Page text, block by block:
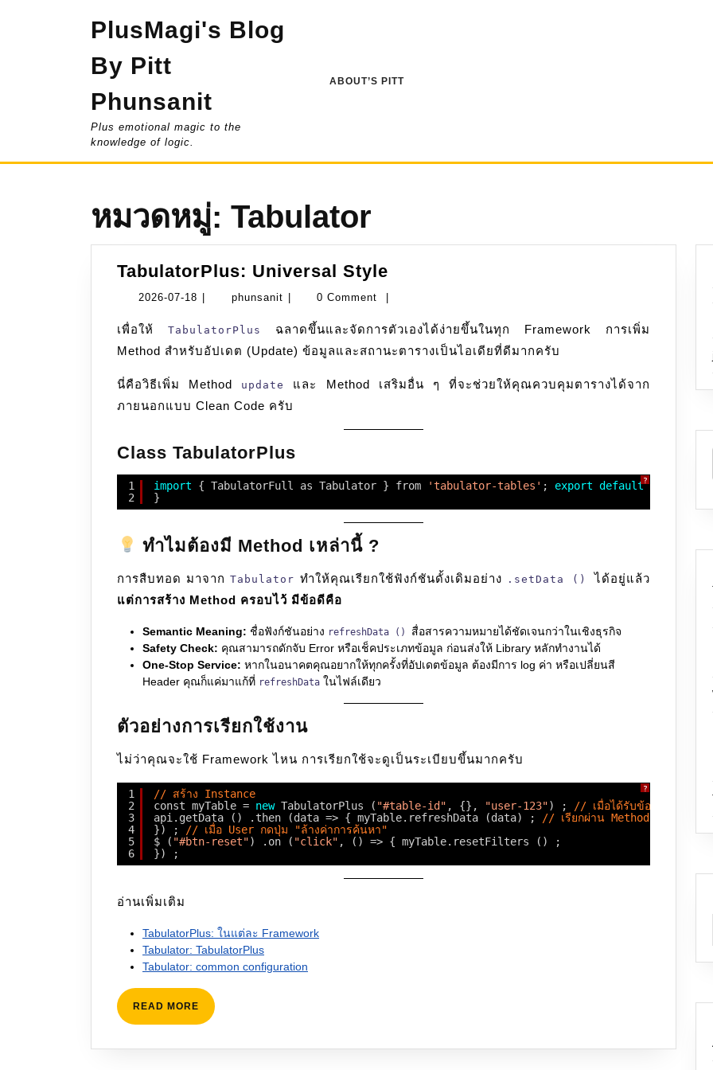
PlusMagi's Blog
By Pitt
Phunsanit
Plus emotional magic to the
knowledge of logic.
ABOUT’S PITT
หมวดหมู่: Tabulator
TabulatorPlus: Universal Style
Universal
2026-07-18 2026-
18
phunsanit phunsanit0 Comment
เพื่อให้ TabulatorPlus
ฉลาดขึ้นและจัดการตัวเองได้ง่ายขึ้นในทุก Framework การเพิ่ม
Method สำหรับอัปเดต (Update) ข้อมูลและสถานะตารางเป็นไอเดียที่ดีมากครับ
นี่คือวิธีเพิ่ม Method update
และ Method เสริมอื่น ๆ ที่จะช่วยให้คุณควบคุมตารางได้จาก
ภายนอกแบบ Clean Code ครับ
Class TabulatorPlus
?
1
2
import { TabulatorFull as Tabulator } from 'tabulator-tables' ; export default
}
ทำไมต้องมี Method เหล่านี้ ?
การสืบทอด มาจากTabulator ทำให้คุณเรียกใช้ฟังก์ชันดั้งเดิมอย่าง .setData () ได้อยู่แล้ว
แต่การสร้าง Method ครอบไว้ มีข้อดีคือ
Semantic Meaning: ชื่อฟังก์ชันอย่าง refreshData () สื่อสารความหมายได้ชัดเจนกว่าในเชิงธุรกิจ
Safety Check: คุณสามารถดักจับ Error หรือเช็คประเภทข้อมูล ก่อนส่งให้ Library หลักทำงานได้
One-Stop Service: หากในอนาคตคุณอยากให้ทุกครั้งที่อัปเดตข้อมูล ต้องมีการ log ค่า หรือเปลี่ยนสี
Header คุณก็แค่มาแก้ที่ refreshData ในไฟล์เดียว
ตัวอย่างการเรียกใช้งาน
ไม่ว่าคุณจะใช้ Framework ไหน การเรียกใช้จะดูเป็นระเบียบขึ้นมากครับ
?
1
2
3
4
5
6
// สร้าง Instance
const myTable = new TabulatorPlus ( "#table-id" , {}, "user-123") ;
// เมื่อได้รับข้อมูลใหม่จาก
api.getData () .then (data => { myTable.refreshData (data) ;
// เรียกผ่าน Method ที่เราสร้าง
}) ;
// เมื่อ User กดปุ่ม "ล้างค่าการค้นหา"
$ ( "#btn-reset") .on ( "click" , () => { myTable.resetFilters () ;
}) ;
อ่านเพิ่มเติม
TabulatorPlus: ในแต่ละ Framework
Tabulator: TabulatorPlus
Tabulator: common configuration
READ MORE READ
MORE